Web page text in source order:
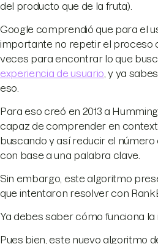
del producto que de la fruta).
Google comprendió que para el
importante no repetir el proceso
veces para encontrar lo que
experiencia de usuario , y ya
eso.
Para eso creó en 2013 a
capaz de comprender en
buscando y así reducir el
con base a una palabra clave.
Sin embargo, este algoritmo
que intentaron resolver con
Ya debes saber cómo funciona la
Pues bien, este nuevo algoritmo